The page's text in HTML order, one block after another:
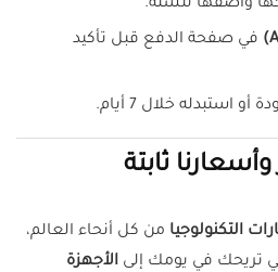
واضفها للسلة.
في صفحة الدفع قبل تأكيد
استبدله خلال 7 أيام.
ثابتة
التكنولوجيا من كل أنحاء العالم،
تريحك في يومك إلى الأجهزة